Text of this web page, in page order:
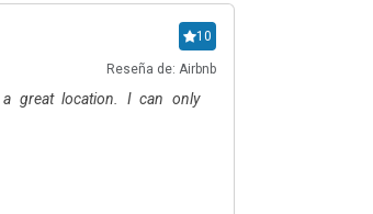
tiendas de comestibles y un
benedictina, sus vistas
opuesta, el pueblo vinícola de
al aire libre en el cine al
10
Reseña de: Airbnb
great location. I can only